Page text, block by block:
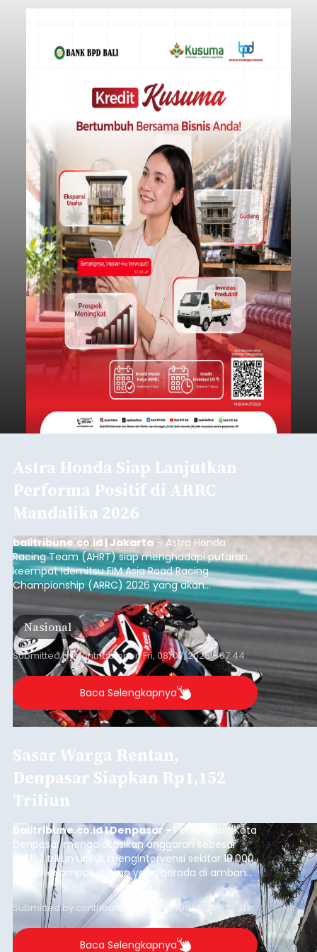
Astra Honda Siap Lanjutkan
Performa Positif di ARRC
Mandalika 2026
balitribune.co.id | Jakarta – Astra Honda
Racing Team (AHRT) siap menghadapi putaran
keempat Idemitsu FIM Asia Road Racing
Championship (ARRC) 2026 yang akan
berlangsung di Pertamina Mandalika
International Circuit, Lombok, Nusa Tenggara
Barat, pada 7–9 Agustus 2026.
Nasional
Submitted bycontributoronFri, 08/07/2026 - 07:44
Baca Selengkapnya
Sasar Warga Rentan,
Denpasar Siapkan Rp1,152
Triliun
balitribune.co.id I Denpasar - Pemerintah Kota
Denpasar mengalokasikan anggaran sebesar
Rp1,152 triliun untuk mengintervensi sekitar 18.000
warga kelompok rentan yang berada di ambang
garis kemiskinan. Langkah strategis ini diambil
guna menjaga masyarakat yang berada pada
kelompok desil 5 dan 6 tersebut agar tidak
merosot ke kategori miskin.
Submitted by contributor Thu, 08/06/2026 - 21:31
Baca Selengkapnya